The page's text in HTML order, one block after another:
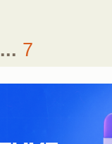
... 7